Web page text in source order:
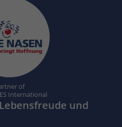
of
International
und